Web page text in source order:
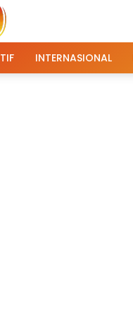
INTERNASIONAL